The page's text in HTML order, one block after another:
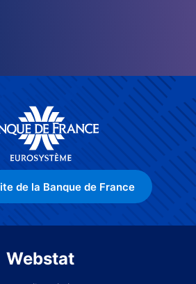
de la Banque de France
Webstat